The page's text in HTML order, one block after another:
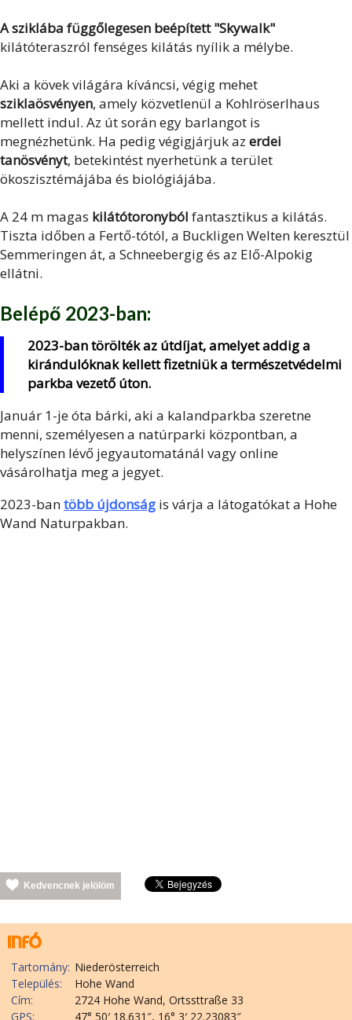
A sziklába függőlegesen beépített "Skywalk"
kilátóteraszról fenséges kilátás nyílik a mélybe.
Aki a kövek világára kíváncsi, végig mehet
sziklaösvényen, amely közvetlenül a Kohlröserlhaus
mellett indul. Az út során egy barlangot is
megnézhetünk. Ha pedig végigjárjuk az erdei
tanösvényt, betekintést nyerhetünk a terület
ökoszisztémájába és biológiájába.
A 24 m magas kilátótoronyból fantasztikus a kilátás.
Tiszta időben a Fertő-tótól, a Buckligen Welten keresztül
Semmeringen át, a Schneebergig és az Elő-Alpokig
ellátni.
Belépő 2023-ban:
2023-ban törölték az útdíjat, amelyet addig a
kirándulóknak kellett fizetniük a természetvédelmi
parkba vezető úton.
Január 1-je óta bárki, aki a kalandparkba szeretne
menni, személyesen a natúrparki központban, a
helyszínen lévő jegyautomatánál vagy online
vásárolhatja meg a jegyet.
2023-bantöbb újdonság is várja a látogatókat a Hohe
Wand Naturpakban.
Kedvencnek jelölöm
Tartomány: Niederösterreich
Település:
Hohe Wand
Cím:
2724 Hohe Wand, Ortssttraße 33
GPS:
47° 50′ 18.631″, 16° 3′ 22.23083″